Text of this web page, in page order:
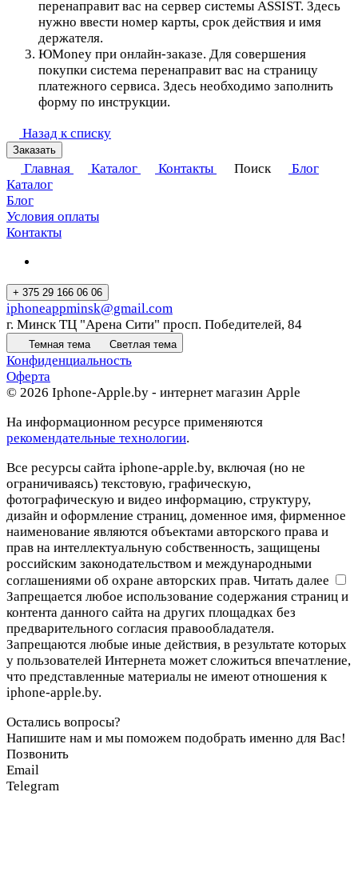
перенаправит вас на сервер системы ASSIST. Здесь
нужно ввести номер карты, срок действия и имя
держателя.
ЮMoney при онлайн-заказе. Для совершения
покупки система перенаправит вас на страницу
платежного сервиса. Здесь необходимо заполнить
форму по инструкции.
Назад к списку
Заказать
Главная Каталог Контакты Поиск
Блог
Каталог
Блог
Условия оплаты
Контакты
+ 375 29 166 06 06
iphoneappminsk@gmail.com
г. Минск ТЦ "Арена Сити" просп. Победителей, 84
Темная тема Светлая тема
Конфиденциальность
Оферта
© 2026 Iphone-Apple.by - интернет магазин Apple
На информационном ресурсе применяются
рекомендательные технологии.
Все ресурсы сайта iphone-apple.by, включая (но не
ограничиваясь) текстовую, графическую,
фотографическую и видео информацию, структуру,
дизайн и оформление страниц, доменное имя, фирменное
наименование являются объектами авторского права и
прав на интеллектуальную собственность, защищены
российским законодательством и международными
соглашениями об охране авторских прав. Читать далее
Запрещается любое использование содержания страниц и
контента данного сайта на других площадках без
предварительного согласия правообладателя.
Запрещаются любые иные действия, в результате которых
у пользователей Интернета может сложиться впечатление,
что представленные материалы не имеют отношения к
iphone-apple.by.
Остались вопросы?
Напишите нам и мы поможем подобрать именно для Вас!
Позвонить
Email
Telegram